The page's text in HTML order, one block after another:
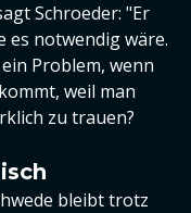
Schroeder: "Er
es notwendig wäre.
Problem, wenn
weil man
zu trauen?
bleibt trotz